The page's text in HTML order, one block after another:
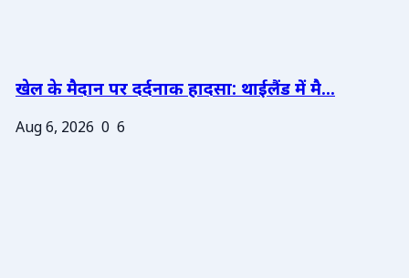
खेल के मैदान पर दर्दनाक हादसा: थाईलैंड में मै...
Aug 6, 2026 0 6